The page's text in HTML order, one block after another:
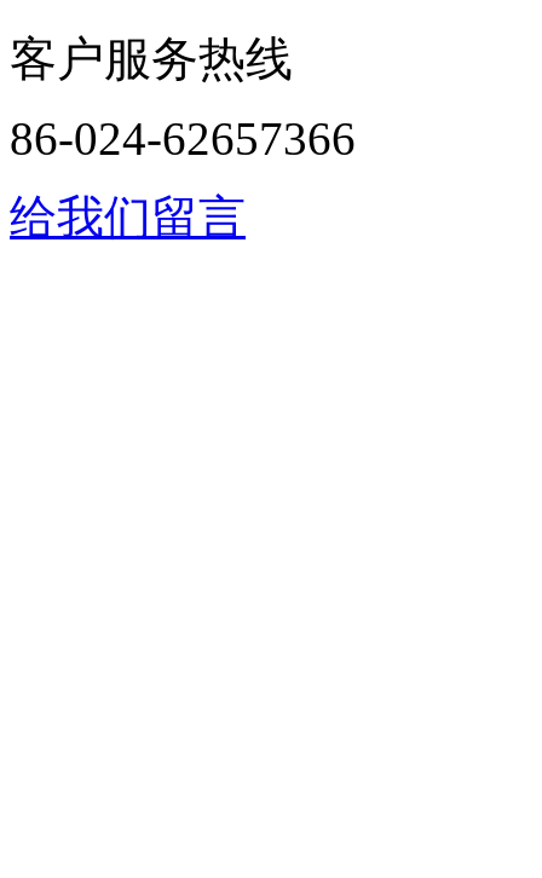
客户服务热线
86-024-62657366
给我们留言